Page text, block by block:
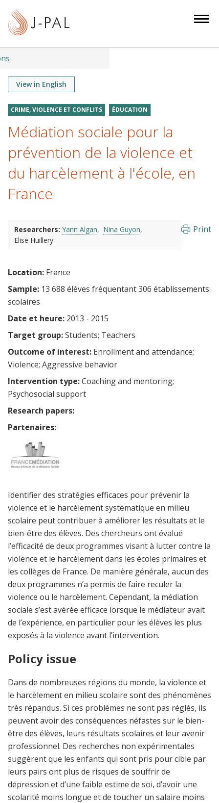
t
View in English
CRIME, VIOLENCE ET CONFLITS ÉDUCATION
Médiation sociale pour la
prévention de la violence et
du harcèlement à l'école, en
France
Researchers: Yann Algan
Nina Guyon
Elise Huillery
Print
Location: France
Sample: 13 688 élèves fréquentant 306 établissements
scolaires
Date et heure: 2013 - 2015
Target group:Students Teachers
Outcome of interest: Enrollment and attendance
Violence Aggressive behavior
Intervention type:Coaching and mentoring
Psychosocial support
Research papers:
Partenaires:
Identifier des stratégies efficaces pour prévenir la
violence et le harcèlement systématique en milieu
scolaire peut contribuer à améliorer les résultats et le
bien-être des élèves. Des chercheurs ont évalué
l’efficacité de deux programmes visant à lutter contre la
violence et le harcèlement dans les écoles primaires et
les collèges de France. De manière générale, aucun des
deux programmes n’a permis de faire reculer la
violence ou le harcèlement. Cependant, la médiation
sociale s’est avérée efficace lorsque le médiateur avait
de l’expérience, en particulier pour les élèves les plus
exposés à la violence avant l’intervention.
Policy issue
Dans de nombreuses régions du monde, la violence et
le harcèlement en milieu scolaire sont des phénomènes
très répandus. Si ces problèmes ne sont pas réglés, ils
peuvent avoir des conséquences néfastes sur le bien-
être des élèves, leurs résultats scolaires et leur avenir
professionnel. Des recherches non expérimentales
suggèrent que les enfants qui sont pris pour cible par
leurs pairs ont plus de risques de souffrir de
dépression et d’une faible estime de soi, d’avoir une
scolarité moins longue et de toucher un salaire moins